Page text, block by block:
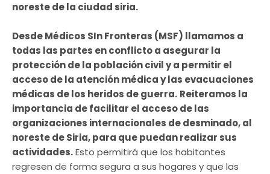
noreste de la ciudad siria.
Desde Médicos SIn Fronteras (MSF) llamamos a
todas las partes en conflicto a asegurar la
protección de la población civil y a permitir el
acceso de la atención médica y las evacuaciones
médicas de los heridos de guerra. Reiteramos la
importancia de facilitar el acceso de las
organizaciones internacionales de desminado, al
noreste de Siria, para que puedan realizar sus
actividades.Esto permitirá que los habitantes
regresen de forma segura a sus hogares y que las